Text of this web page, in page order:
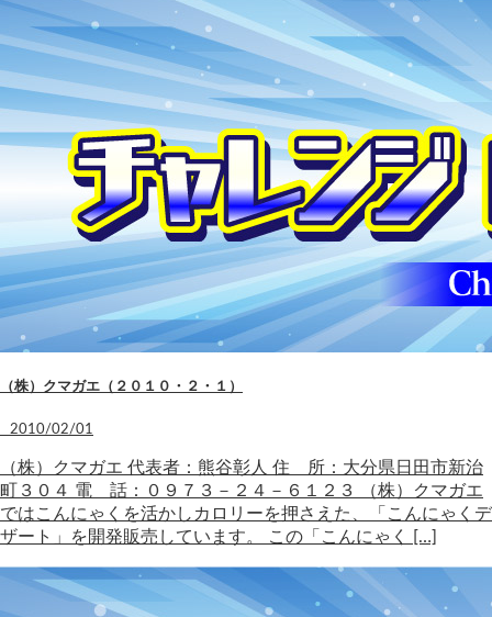
（株）クマガエ（２０１０・２・１）
2010/02/01
（株）クマガエ 代表者：熊谷彰人 住 所：大分県日田市新治
町３０４ 電 話：０９７３－２４－６１２３ （株）クマガエ
ではこんにゃくを活かしカロリーを押さえた、「こんにゃくデ
ザート」を開発販売しています。 この「こんにゃく […]